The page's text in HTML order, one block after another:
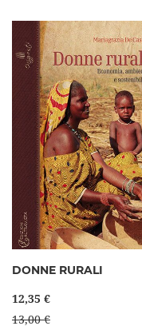
DONNE RURALI
12,35 €
13,00 €